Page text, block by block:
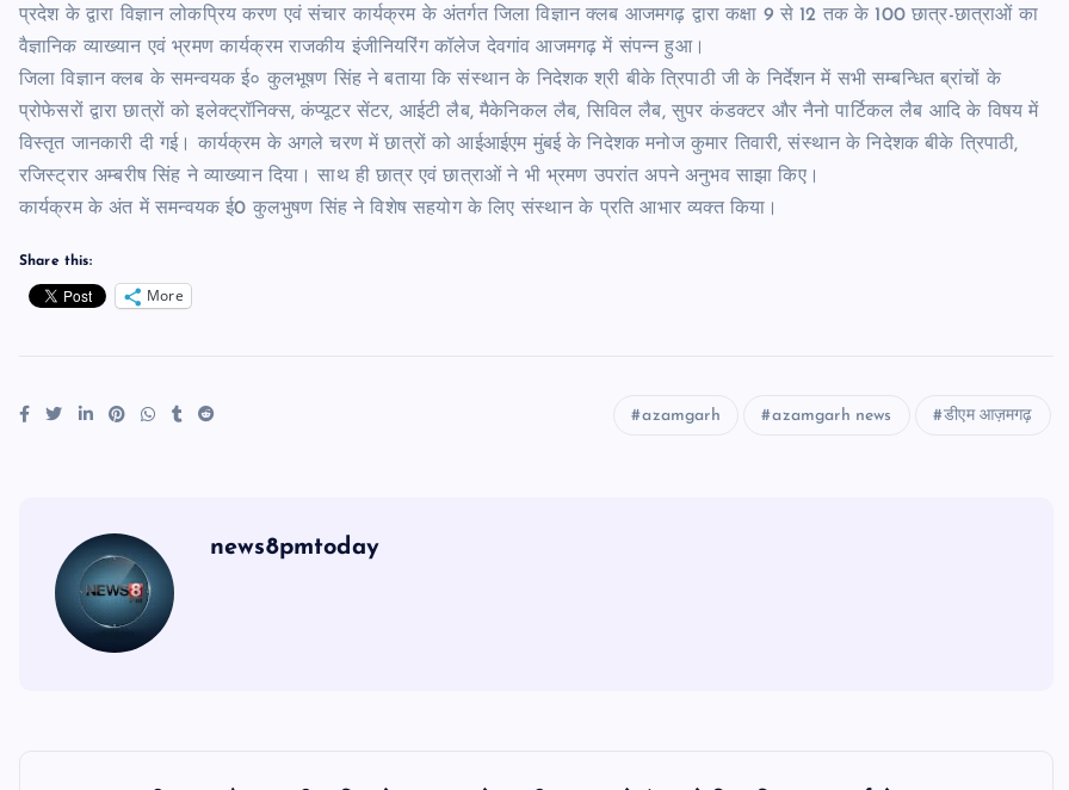
प्रदेश के द्वारा विज्ञान लोकप्रिय करण एवं संचार कार्यक्रम के अंतर्गत जिला विज्ञान क्लब आजमगढ़ द्वारा कक्षा 9 से 12 तक के 100 छात्र-छात्राओं का
वैज्ञानिक व्याख्यान एवं भ्रमण कार्यक्रम राजकीय इंजीनियरिंग कॉलेज देवगांव आजमगढ़ में संपन्न हुआ।
जिला विज्ञान क्लब के समन्वयक ई० कुलभूषण सिंह ने बताया कि संस्थान के निदेशक श्री बीके त्रिपाठी जी के निर्देशन में सभी सम्बन्धित ब्रांचों के
प्रोफेसरों द्वारा छात्रों को इलेक्ट्रॉनिक्स, कंप्यूटर सेंटर, आईटी लैब, मैकेनिकल लैब, सिविल लैब, सुपर कंडक्टर और नैनो पार्टिकल लैब आदि के विषय में
विस्तृत जानकारी दी गई। कार्यक्रम के अगले चरण में छात्रों को आईआईएम मुंबई के निदेशक मनोज कुमार तिवारी, संस्थान के निदेशक बीके त्रिपाठी,
रजिस्ट्रार अम्बरीष सिंह ने व्याख्यान दिया। साथ ही छात्र एवं छात्राओं ने भी भ्रमण उपरांत अपने अनुभव साझा किए।
कार्यक्रम के अंत में समन्वयक ई0 कुलभुषण सिंह ने विशेष सहयोग के लिए संस्थान के प्रति आभार व्यक्त किया।
Share this:
More
azamgarh azamgarh news डीएम आज़मगढ़
news8pmtoday